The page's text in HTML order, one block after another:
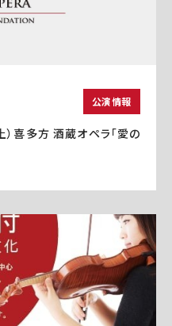
公演情報
）喜多方 酒蔵オペラ「愛の